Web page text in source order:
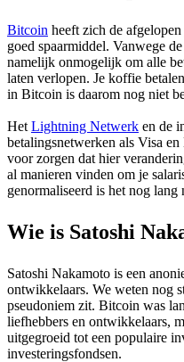
Bitcoin heeft zich de
goed spaarmiddel. Vanwege
namelijk onmogelijk om alle
laten verlopen. Je koffie
in Bitcoin is daarom nog niet
Het Lightning Netwerk en de
betalingsnetwerken als Visa
voor zorgen dat hier
al manieren vinden om je
genormaliseerd is het nog lang
Wie is Satoshi
Satoshi Nakamoto is een
ontwikkelaars. We weten nog
pseudoniem zit. Bitcoin was
liefhebbers en ontwikkelaars,
uitgegroeid tot een populaire
investeringsfondsen.